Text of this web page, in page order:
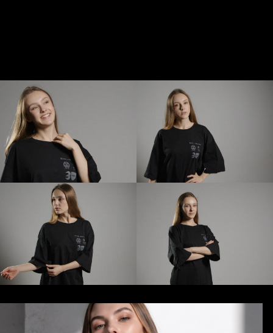
Оставить заявку сегодня,
чтобы мы приступили
к реализации вашей
рекламной кампании уже
Вы точно получите приятное
общение, сервис и результаты
+7
Оставить заявку
Нажимая кнопку «Отправить», я даю свое
согласие на обработку моих персональных
данных, в соответствии с Федеральным законом
от 27.07.2006 года №152-ФЗ «О персональных